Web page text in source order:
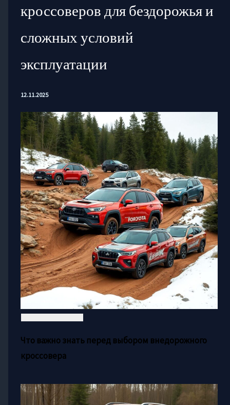
кроссоверов для бездорожья и
сложных условий
эксплуатации
12.11.2025
Что важно знать перед выбором внедорожного
кроссовера